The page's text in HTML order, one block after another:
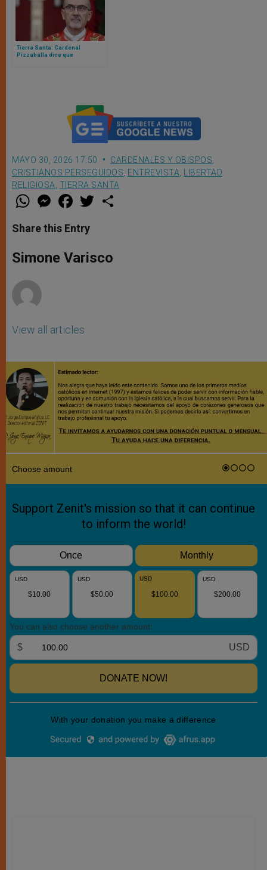
Tierra Santa: Cardenal
Pizzaballa dice que
MAYO 30, 2026 17:50 CARDENALES Y OBISPOS
CRISTIANOS PERSEGUIDOS
ENTREVISTA
LIBERTAD
RELIGIOSA TIERRA SANTA
W
t
s
p
p
M
e
s
e
g
e
F
a
e
b
o
k
w
r
Share this Entry
Simone Varisco
View all articles